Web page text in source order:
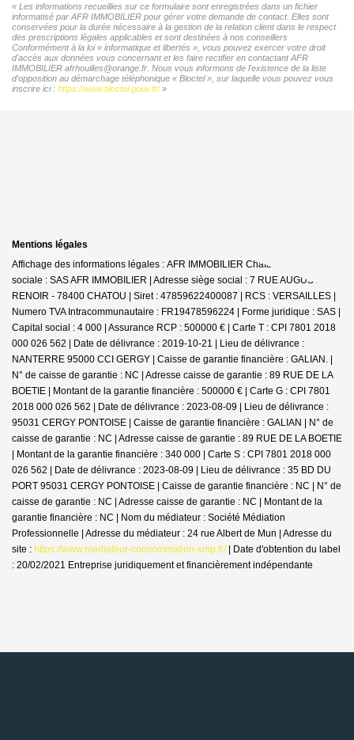
« Les informations recueillies sur ce formulaire sont enregistrées dans un fichier
informatisé par AFR IMMOBILIER pour gérer votre demande de contact. Elles sont
conservées pour la durée nécessaire à la gestion de la relation client dans le respect
des prescriptions légales applicables et sont destinées à nos conseillers
Conformément à la loi « informatique et libertés », vous pouvez exercer votre droit
d'accès aux données vous concernant et les faire rectifier en contactant AFR
IMMOBILIER afrhouilles@orange.fr. Nous vous informons de l'existence de la liste
d'opposition au démarchage téléphonique « Bloctel », sur laquelle vous pouvez vous
inscrire ici : https://www.bloctel.gouv.fr/»
Mentions légales
Affichage des informations légales : AFR IMMOBILIER Chatou | Raison
sociale : SAS AFR IMMOBILIER | Adresse siège social : 7 RUE AUGUSTE
RENOIR - 78400 CHATOU | Siret : 47859622400087 | RCS : VERSAILLES |
Numero TVA Intracommunautaire : FR19478596224 | Forme juridique : SAS |
Capital social : 4 000 | Assurance RCP : 500000 € | Carte T : CPI 7801 2018
000 026 562 | Date de délivrance : 2019-10-21 | Lieu de délivrance :
NANTERRE 95000 CCI GERGY | Caisse de garantie financière : GALIAN. |
N° de caisse de garantie : NC | Adresse caisse de garantie : 89 RUE DE LA
BOETIE | Montant de la garantie financière : 500000 € | Carte G : CPI 7801
2018 000 026 562 | Date de délivrance : 2023-08-09 | Lieu de délivrance :
95031 CERGY PONTOISE | Caisse de garantie financière : GALIAN | N° de
caisse de garantie : NC | Adresse caisse de garantie : 89 RUE DE LA BOETIE
| Montant de la garantie financière : 340 000 | Carte S : CPI 7801 2018 000
026 562 | Date de délivrance : 2023-08-09 | Lieu de délivrance : 35 BD DU
PORT 95031 CERGY PONTOISE | Caisse de garantie financière : NC | N° de
caisse de garantie : NC | Adresse caisse de garantie : NC | Montant de la
garantie financière : NC | Nom du médiateur : Société Médiation
Professionnelle | Adresse du médiateur : 24 rue Albert de Mun | Adresse du
site : https://www.mediateur-consommation-smp.fr/| Date d'obtention du label
: 20/02/2021 Entreprise juridiquement et financièrement indépendante